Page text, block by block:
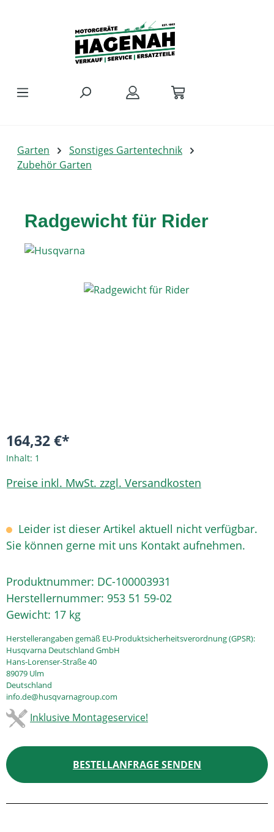
Garten
Sonstiges Gartentechnik
Zubehör Garten
Radgewicht für Rider
Bildergalerie überspringen
164,32 €*
Inhalt: 1
Preise inkl. MwSt. zzgl. Versandkosten
Leider ist dieser Artikel aktuell nicht verfügbar.
Sie können gerne mit uns Kontakt aufnehmen.
Produktnummer: DC-100003931
Herstellernummer: 953 51 59-02
Gewicht: 17 kg
Herstellerangaben gemäß EU-Produktsicherheitsverordnung (GPSR):
Husqvarna Deutschland GmbH
Hans-Lorenser-Straße 40
89079 Ulm
Deutschland
info.de@husqvarnagroup.com
Inklusive Montageservice!
BESTELLANFRAGE SENDEN